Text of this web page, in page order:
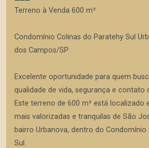
Terreno à Venda 600 m²
Condomínio Colinas do Paratehy Sul
dos Campos/SP
Excelente oportunidade para quem
qualidade de vida, segurança e contato
Este terreno de 600 m² está localizado
mais valorizadas e tranquilas de São
bairro Urbanova, dentro do Condomínio
Sul.